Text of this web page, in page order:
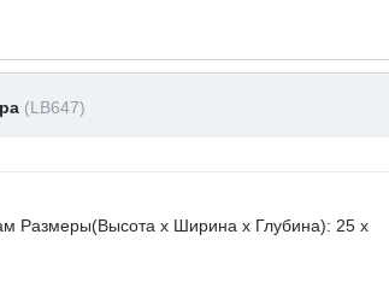
(LB647)
Размеры(Высота х Ширина х Глубина): 25 x